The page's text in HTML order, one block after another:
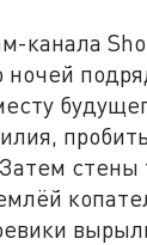
канала
стены